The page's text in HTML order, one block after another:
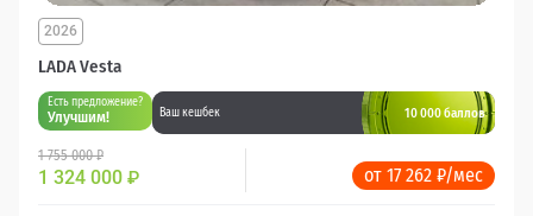
LADA Vesta
2026
Есть предложение?
Улучшим! Ваш кешбек 10 000 баллов
1 755 000 ₽
1 324 000 ₽ от 17 262 ₽/мес